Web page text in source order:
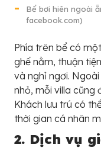
Bể bơi hiên ngoài
facebook.com)
Phía trên bể có
ghế nằm, thuận
và nghỉ ngơi.
nhỏ, mỗi villa cũng
Khách lưu trú có
thời gian cá nhân
2. Dịch vụ